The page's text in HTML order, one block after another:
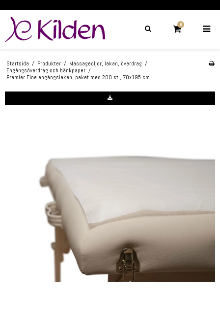
0
Startsida / Produkter / Massageoljor, lakan, överdrag /
Engångsöverdrag och bänkpaper /
Premier Fine engångslaken, paket med 200 st., 70x195 cm